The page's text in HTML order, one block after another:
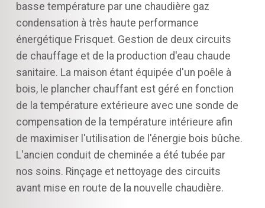
basse température par une chaudière gaz
condensation à très haute performance
énergétique Frisquet. Gestion de deux circuits
de chauffage et de la production d'eau chaude
sanitaire. La maison étant équipée d'un poêle à
bois, le plancher chauffant est géré en fonction
de la température extérieure avec une sonde de
compensation de la température intérieure afin
de maximiser l'utilisation de l'énergie bois bûche.
L'ancien conduit de cheminée a été tubée par
nos soins. Rinçage et nettoyage des circuits
avant mise en route de la nouvelle chaudière.